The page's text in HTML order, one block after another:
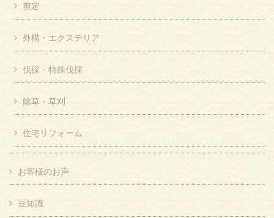
剪定
外構・エクステリア
伐採・特殊伐採
除草・草刈
住宅リフォーム
お客様のお声
豆知識